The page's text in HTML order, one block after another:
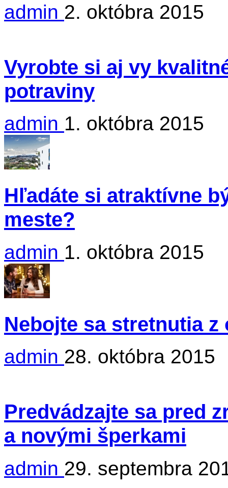
admin 2. októbra 2015
Vyrobte si aj vy
potraviny
admin 1. októbra 2015
Hľadáte si atraktívne
meste?
admin 1. októbra 2015
Nebojte sa stretnutia z
admin 28. októbra 2015
Predvádzajte sa pred
a novými šperkami
admin 29. septembra